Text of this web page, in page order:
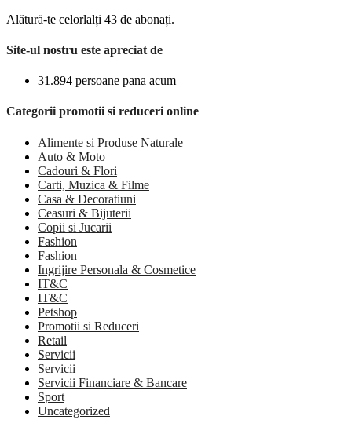
Alătură-te celorlalți 43 de abonați.
Site-ul nostru este apreciat de
31.894 persoane pana acum
Categorii promotii si reduceri online
Alimente si Produse Naturale
Auto & Moto
Cadouri & Flori
Carti, Muzica & Filme
Casa & Decoratiuni
Ceasuri & Bijuterii
Copii si Jucarii
Fashion
Fashion
Ingrijire Personala & Cosmetice
IT&C
IT&C
Petshop
Promotii si Reduceri
Retail
Servicii
Servicii
Servicii Financiare & Bancare
Sport
Uncategorized